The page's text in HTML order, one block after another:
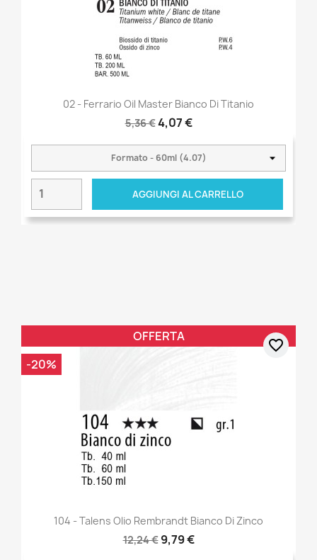
02 - Ferrario Oil Master Bianco Di Titanio
5,36 €4,07 €
AGGIUNGI AL CARRELLO
104 - Talens Olio Rembrandt Bianco Di Zinco
12,24 € 9,79 €
OFFERTA
-20%
favorite_border